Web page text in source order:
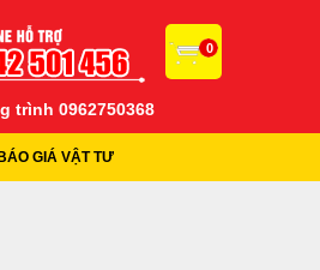
0
trình 0962750368
BÁO GIÁ VẬT TƯ